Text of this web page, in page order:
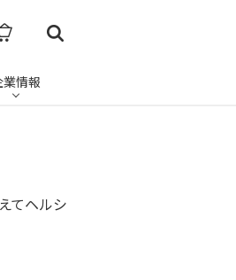
業情報
てヘルシ